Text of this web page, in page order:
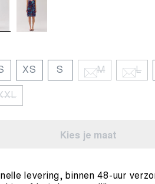
XS S M L
Kies je maat
levering, binnen 48-uur